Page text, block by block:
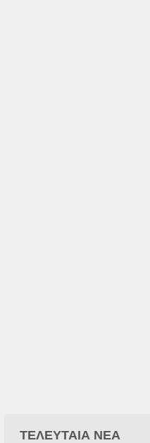
ΤΕΛΕΥΤΑΙΑ ΝΕΑ